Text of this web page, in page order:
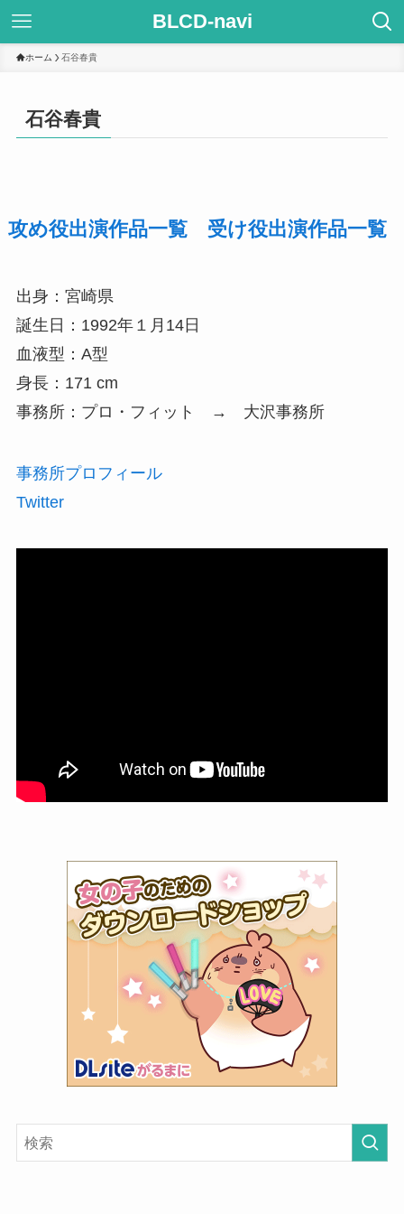
BLCD-navi
ホーム 石谷春貴
石谷春貴
攻め役出演作品一覧 受け役出演作品一覧
出身：宮崎県
誕生日：1992年１月14日
血液型：A型
身長：171 cm
事務所：プロ・フィット → 大沢事務所
事務所プロフィール
Twitter